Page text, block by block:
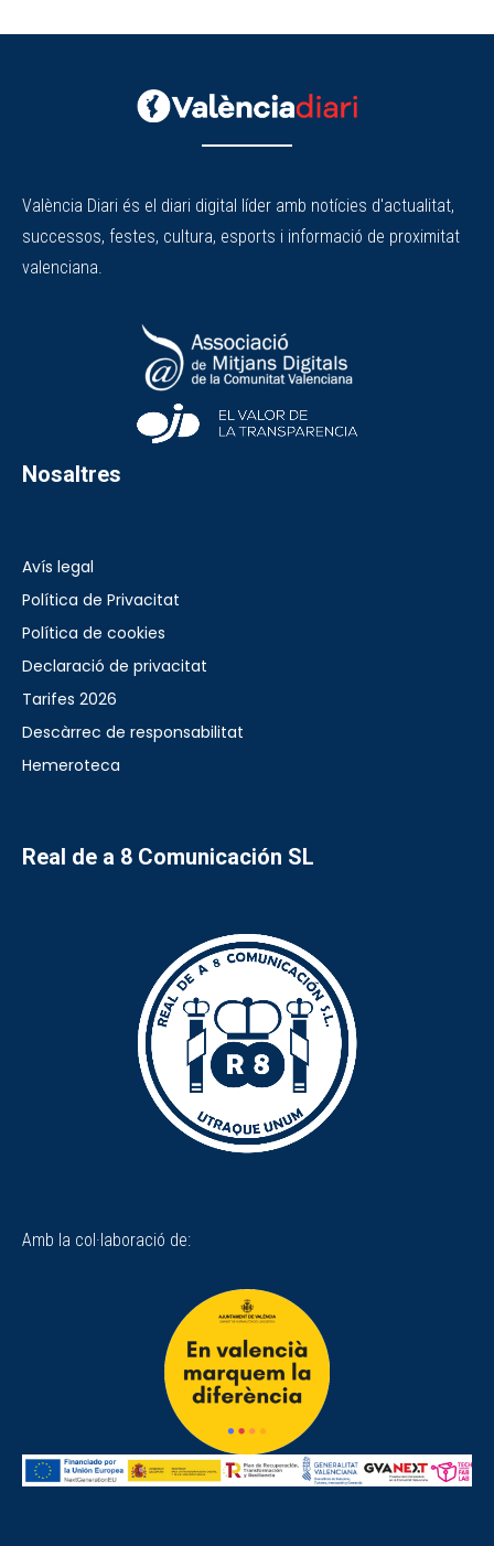
València Diari és el diari digital líder amb notícies d'actualitat,
successos, festes, cultura, esports i informació de proximitat
valenciana.
Nosaltres
Avís legal
Política de Privacitat
Política de cookies
Declaració de privacitat
Tarifes 2026
Descàrrec de responsabilitat
Hemeroteca
Real de a 8 Comunicación SL
Amb la col·laboració de: